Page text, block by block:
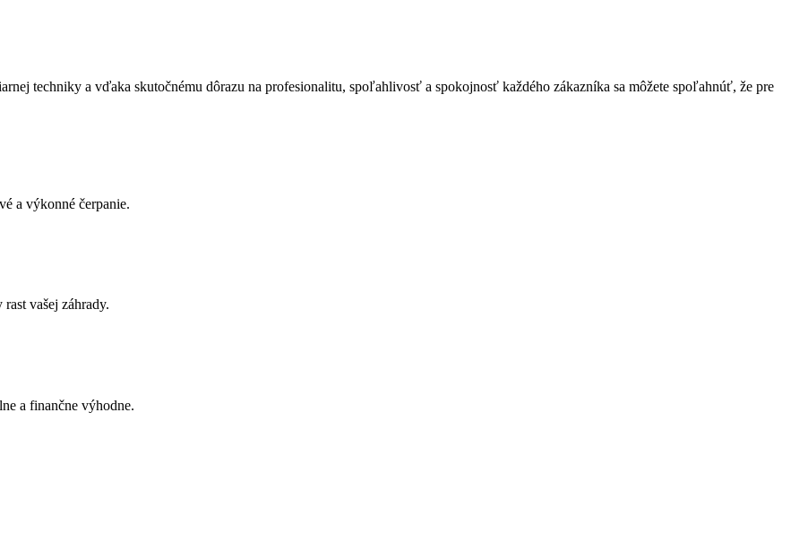
techniky a vďaka skutočnému dôrazu na profesionalitu, spoľahlivosť a spokojnosť každého zákazníka sa môžete spoľahnúť, že pre
a výkonné čerpanie.
vašej záhrady.
a finančne výhodne.